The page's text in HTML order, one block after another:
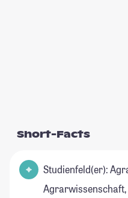
Short-Facts
Studienfeld(er):
Agrarwissenschaft,